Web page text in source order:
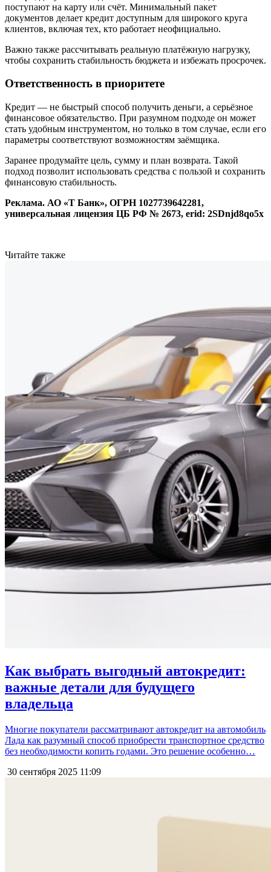
поступают на карту или счёт. Минимальный пакет
документов делает кредит доступным для широкого круга
клиентов, включая тех, кто работает неофициально.
Важно также рассчитывать реальную платёжную нагрузку,
чтобы сохранить стабильность бюджета и избежать просрочек.
Ответственность в приоритете
Кредит — не быстрый способ получить деньги, а серьёзное
финансовое обязательство. При разумном подходе он может
стать удобным инструментом, но только в том случае, если его
параметры соответствуют возможностям заёмщика.
Заранее продумайте цель, сумму и план возврата. Такой
подход позволит использовать средства с пользой и сохранить
финансовую стабильность.
Реклама. АО «Т Банк», ОГРН 1027739642281,
универсальная лицензия ЦБ РФ № 2673, erid: 2SDnjd8qo5x
Читайте также
Как выбрать выгодный автокредит:
важные детали для будущего
владельца
Многие покупатели рассматривают автокредит на автомобиль
Лада как разумный способ приобрести транспортное средство
без необходимости копить годами. Это решение особенно…
30 сентября 2025 11:09